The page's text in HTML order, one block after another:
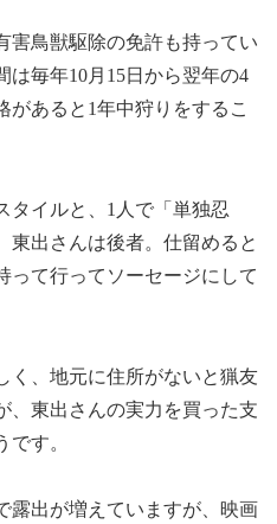
害鳥獣駆除の免許も持ってい
は毎年10月15日から翌年の4
があると1年中狩りをするこ
タイルと、1人で「単独忍
東出さんは後者。仕留めると
って行ってソーセージにして
く、地元に住所がないと猟友
、東出さんの実力を買った支
す。
露出が増えていますが、映画